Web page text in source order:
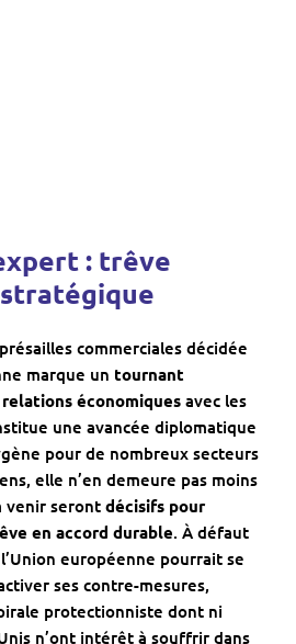
: trêve
commerciales décidée
marque un tournant
économiquesavec les
une avancée diplomatique
pour de nombreux secteurs
elle n’en demeure pas moins
venir seront décisifs pour
en accord durable. À défaut
européenne pourrait se
ses contre-mesures,
protectionniste dont ni
n’ont intérêt à souffrir dans